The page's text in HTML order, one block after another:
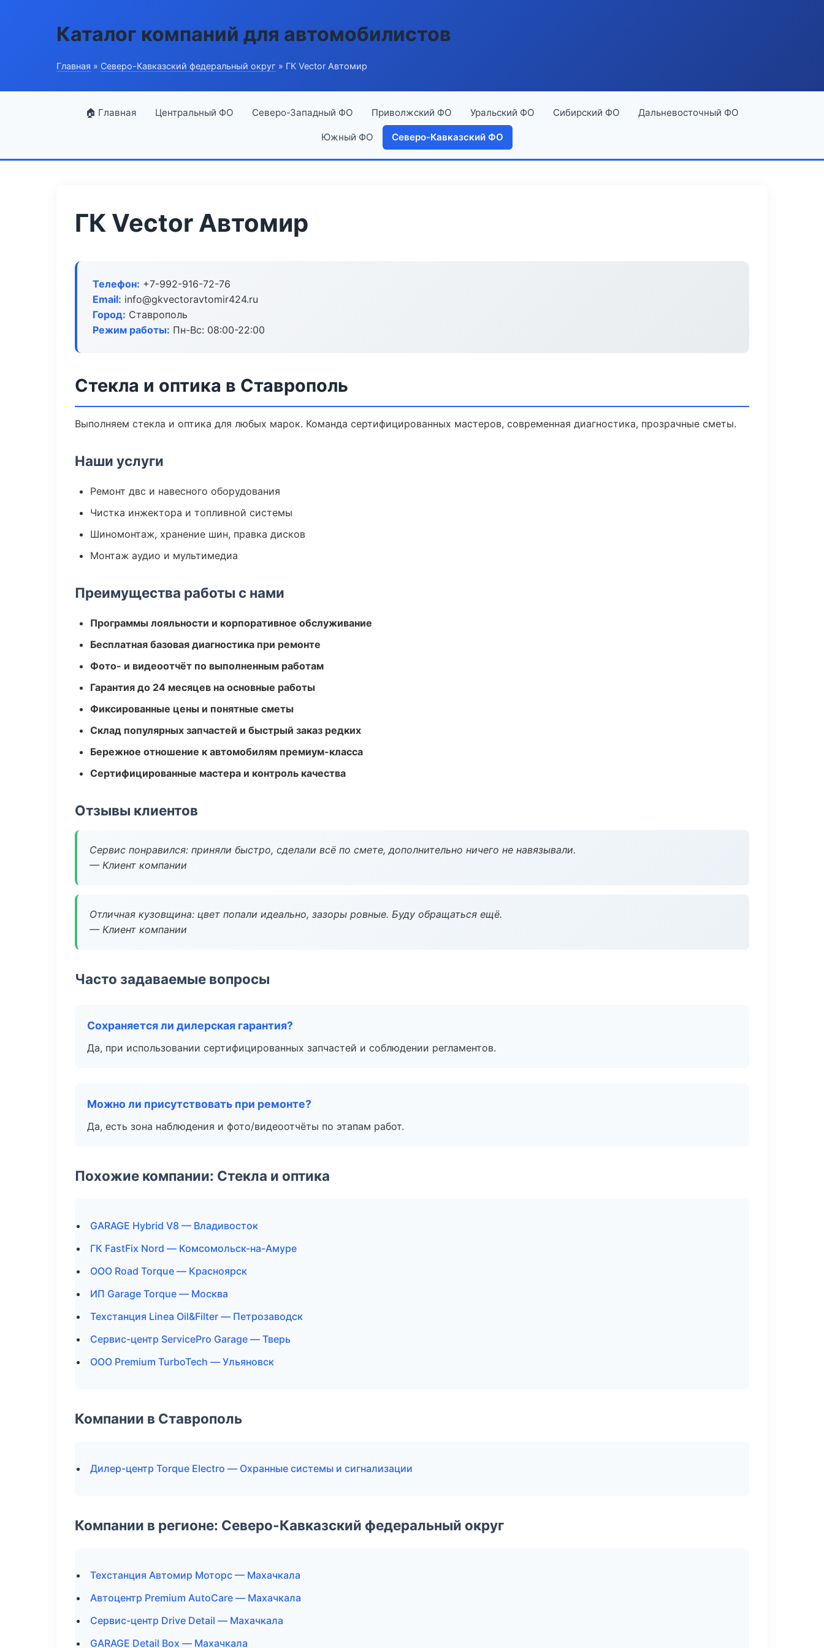
Каталог компаний для автомобилистов
Главная » Северо-Кавказский федеральный округ » ГК Vector Автомир
🏠 Главная Центральный ФО Северо-Западный ФО Приволжский ФО Уральский ФО Сибирский ФО Дальневосточный ФО
Южный ФО Северо-Кавказский ФО
ГК Vector Автомир
Телефон: +7-992-916-72-76
Email: info@gkvectoravtomir424.ru
Город: Ставрополь
Режим работы: Пн-Вс: 08:00-22:00
Стекла и оптика в Ставрополь
Выполняем стекла и оптика для любых марок. Команда сертифицированных мастеров, современная диагностика, прозрачные сметы.
Наши услуги
Ремонт двс и навесного оборудования
Чистка инжектора и топливной системы
Шиномонтаж, хранение шин, правка дисков
Монтаж аудио и мультимедиа
Преимущества работы с нами
Программы лояльности и корпоративное обслуживание
Бесплатная базовая диагностика при ремонте
Фото- и видеоотчёт по выполненным работам
Гарантия до 24 месяцев на основные работы
Фиксированные цены и понятные сметы
Склад популярных запчастей и быстрый заказ редких
Бережное отношение к автомобилям премиум-класса
Сертифицированные мастера и контроль качества
Отзывы клиентов
Сервис понравился: приняли быстро, сделали всё по смете, дополнительно ничего не навязывали.
— Клиент компании
Отличная кузовщина: цвет попали идеально, зазоры ровные. Буду обращаться ещё.
— Клиент компании
Часто задаваемые вопросы
Сохраняется ли дилерская гарантия?
Да, при использовании сертифицированных запчастей и соблюдении регламентов.
Можно ли присутствовать при ремонте?
Да, есть зона наблюдения и фото/видеоотчёты по этапам работ.
Похожие компании: Стекла и оптика
GARAGE Hybrid V8 — Владивосток
ГК FastFix Nord — Комсомольск-на-Амуре
ООО Road Torque — Красноярск
ИП Garage Torque — Москва
Техстанция Linea Oil&Filter — Петрозаводск
Сервис-центр ServicePro Garage — Тверь
ООО Premium TurboTech — Ульяновск
Компании в Ставрополь
Дилер-центр Torque Electro — Охранные системы и сигнализации
Компании в регионе: Северо-Кавказский федеральный округ
Техстанция Автомир Моторс — Махачкала
Автоцентр Premium AutoCare — Махачкала
Сервис-центр Drive Detail — Махачкала
GARAGE Detail Box — Махачкала